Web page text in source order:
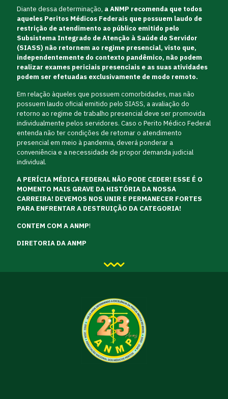
Diante dessa determinação, a ANMP recomenda que todos
aqueles Peritos Médicos Federais que possuem laudo de
restrição de atendimento ao público emitido pelo
Subsistema Integrado de Atenção à Saúde do Servidor
(SIASS) não retornem ao regime presencial, visto que,
independentemente do contexto pandêmico, não podem
realizar exames periciais presenciais e as suas atividades
podem ser efetuadas exclusivamente de modo remoto.
Em relação àqueles que possuem comorbidades, mas não
possuem laudo oficial emitido pelo SIASS, a avaliação do
retorno ao regime de trabalho presencial deve ser promovida
individualmente pelos servidores. Caso o Perito Médico Federal
entenda não ter condições de retomar o atendimento
presencial em meio à pandemia, deverá ponderar a
conveniência e a necessidade de propor demanda judicial
individual.
A PERÍCIA MÉDICA FEDERAL NÃO PODE CEDER! ESSE É O
MOMENTO MAIS GRAVE DA HISTÓRIA DA NOSSA
CARREIRA! DEVEMOS NOS UNIR E PERMANECER FORTES
PARA ENFRENTAR A DESTRUIÇÃO DA CATEGORIA!
CONTEM COM A ANMP!
DIRETORIA DA ANMP